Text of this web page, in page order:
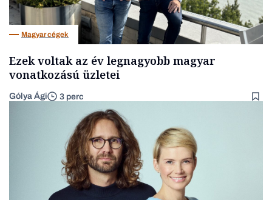
Magyar cégek
Ezek voltak az év legnagyobb magyar
vonatkozású üzletei
Gólya Ági 3 perc